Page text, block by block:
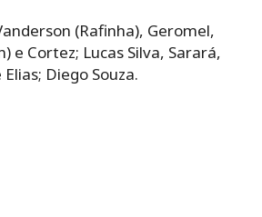
(Rafinha), Geromel,
e Cortez; Lucas Silva, Sarará,
Diego Souza.